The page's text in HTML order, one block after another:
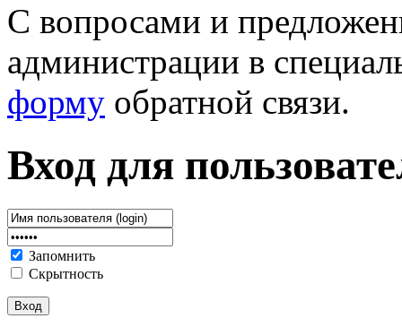
С вопросами и
администрации в
форму обратной связи.
Вход для
Запомнить
Скрытность